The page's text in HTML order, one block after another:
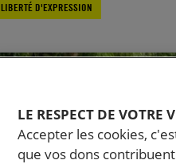
LIBERTÉ D'EXPRESSION
LE RESPECT DE VOTRE
Accepter les cookies,
que vos dons